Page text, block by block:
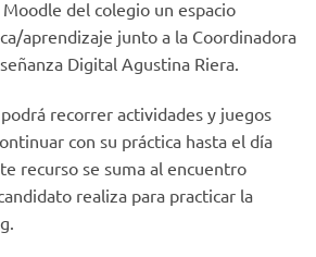
del colegio un espacio
aprendizaje junto a la Coordinadora
Digital Agustina Riera.
recorrer actividades y juegos
con su práctica hasta el día
recurso se suma al encuentro
realiza para practicar la